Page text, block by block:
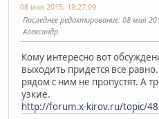
08 мая 2015, 19:27:09
Последнее редактирование: 08 мая
Александр
Кому интересно вот
выходить придется все
рядом с ним не пропустят. А
узкие.
http://forum.x-kirov.ru/topic/